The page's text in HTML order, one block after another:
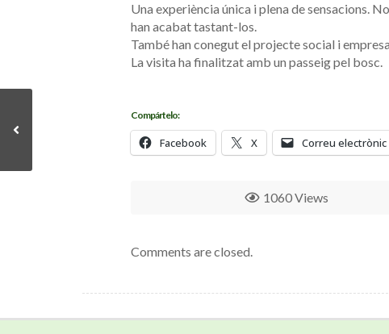
Una experiència única i plena de sensacions.
han acabat tastant-los.
També han conegut el projecte social i
La visita ha finalitzat amb un passeig pel bosc.
Compártelo:
Facebook X Correu electrònic
1060 Views
Comments are closed.